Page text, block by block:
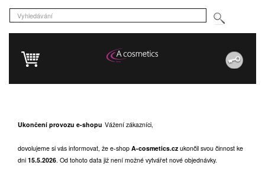
Ukončení provozu e-shopu Vážení zákazníci,
dovolujeme si vás informovat, že e-shop A-cosmetics.cz ukončil svou činnost ke
dni 15.5.2026. Od tohoto data již není možné vytvářet nové objednávky.